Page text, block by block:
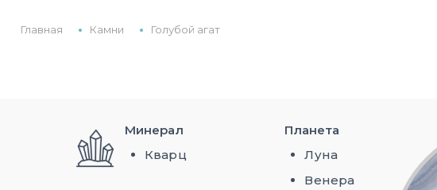
Главная Камни Голубой агат
Минерал
Кварц
Планета
Луна
Венера